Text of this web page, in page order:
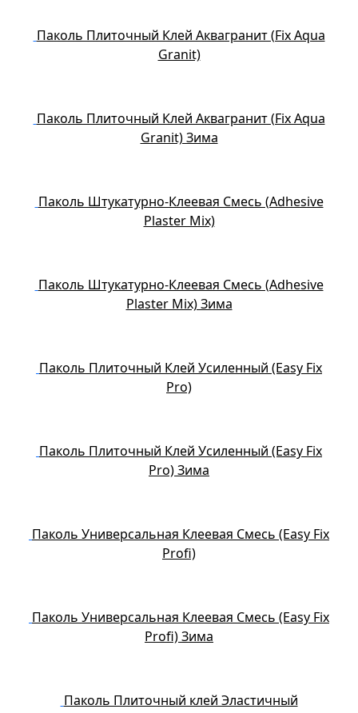
Паколь Плиточный Клей Аквагранит (Fix Aqua
Granit)
Паколь Плиточный Клей Аквагранит (Fix Aqua
Granit) Зима
Паколь Штукатурно-Клеевая Смесь (Adhesive
Plaster Mix)
Паколь Штукатурно-Клеевая Смесь (Adhesive
Plaster Mix) Зима
Паколь Плиточный Клей Усиленный (Easy Fix
Pro)
Паколь Плиточный Клей Усиленный (Easy Fix
Pro) Зима
Паколь Универсальная Клеевая Смесь (Easy Fix
Profi)
Паколь Универсальная Клеевая Смесь (Easy Fix
Profi) Зима
Паколь Плиточный клей Эластичный